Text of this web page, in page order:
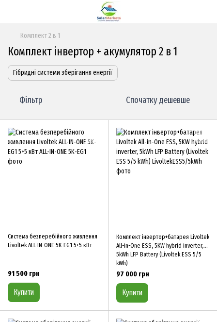
Комплект 2 в 1
Комплект інвертор + акумулятор 2 в 1
Гібридні системи зберігання енергії
Фільтр Спочатку дешевше
Система безперебійного живлення
Livoltek ALL-IN-ONE 5K-EG1 5+5 кВт
91 500 грн
Купити
Комплект інвертор+батарея Livoltek
All-in-One ESS, 5KW hybrid inverter,
5kWh LFP Battery (Livoltek ESS 5/5
kWh)
97 000 грн
Купити